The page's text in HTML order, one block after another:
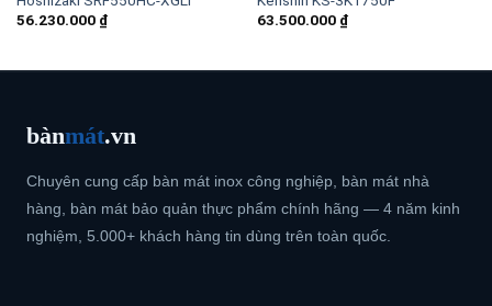
56.230.000 ₫
63.500.000 ₫
bànmát.vn
Chuyên cung cấp bàn mát inox công nghiệp, bàn mát nhà
hàng, bàn mát bảo quản thực phẩm chính hãng — 4 năm kinh
nghiệm, 5.000+ khách hàng tin dùng trên toàn quốc.